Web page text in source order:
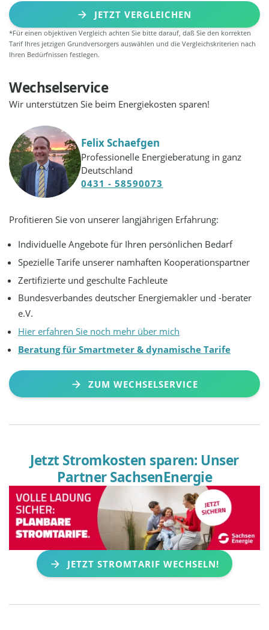
JETZT VERGLEICHEN
*Für einen objektiven Vergleich achten Sie bitte darauf, daß Sie den korrekten
Tarif Ihres jetzigen Grundversorgers auswählen und die Vergleichskriterien nach
Ihren Bedürfnissen festlegen.
Wechselservice
Wir unterstützen Sie beim Energiekosten sparen!
Felix Schaefgen
Professionelle Energieberatung in ganz
Deutschland
0431 - 58590073
Profitieren Sie von unserer langjährigen Erfahrung:
Individuelle Angebote für Ihren persönlichen Bedarf
Spezielle Tarife unserer namhaften Kooperationspartner
Zertifizierte und geschulte Fachleute
Bundesverbandes deutscher Energiemakler und -berater
e.V.
Hier erfahren Sie noch mehr über mich
Beratung für Smartmeter & dynamische Tarife
ZUM WECHSELSERVICE
Jetzt Stromkosten sparen: Unser
Partner SachsenEnergie
JETZT STROMTARIF WECHSELN!